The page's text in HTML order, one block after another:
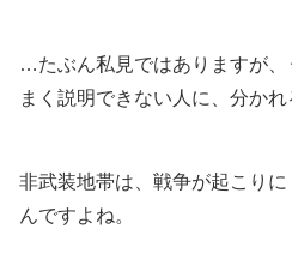
…たぶん私見ではありますが、
まく説明できない人に、分かれ
非武装地帯は、戦争が起こり
んですよね。